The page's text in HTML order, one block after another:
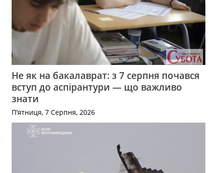
Не як на бакалаврат: з 7 серпня почався
вступ до аспірантури — що важливо
знати
П’ятниця, 7 Серпня, 2026